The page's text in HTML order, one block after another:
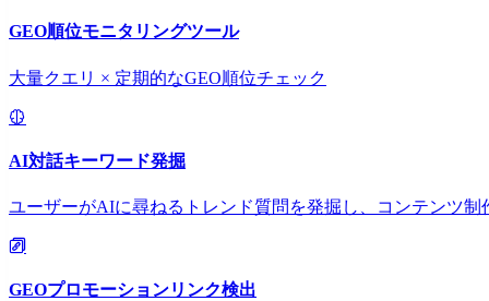
GEO順位モニタリングツール
大量クエリ × 定期的なGEO順位チェック
AI対話キーワード発掘
ユーザーがAIに尋ねるトレンド質問を発掘し、コンテンツ制
GEOプロモーションリンク検出